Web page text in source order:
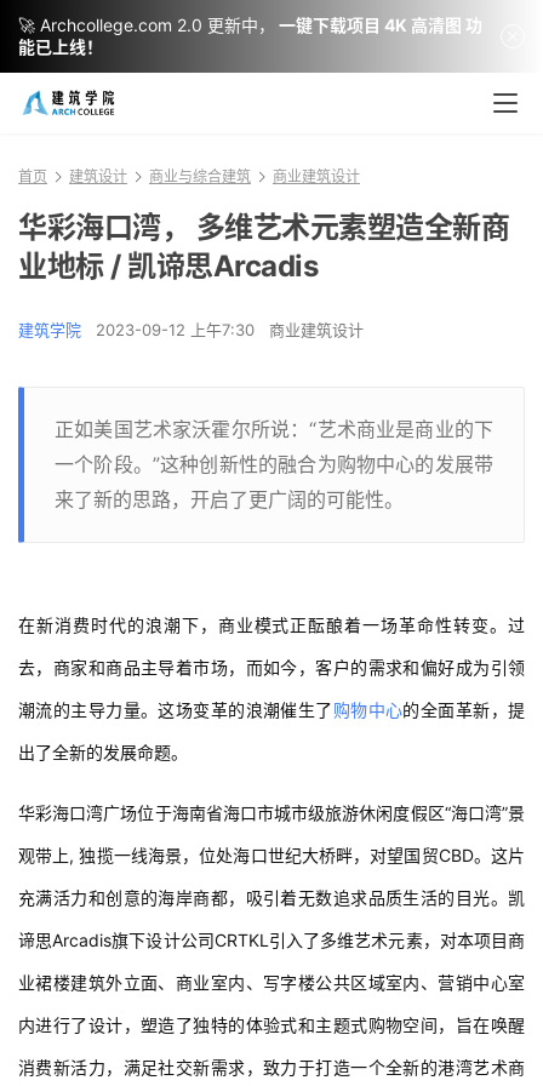
首页 建筑设计 商业与综合建筑 商业建筑设计
华彩海口湾， 多维艺术元素塑造全新商
业地标 / 凯谛思Arcadis
建筑学院 2023-09-12 上午7:30 商业建筑设计
正如美国艺术家沃霍尔所说：“艺术商业是商业的下
一个阶段。”这种创新性的融合为购物中心的发展带
来了新的思路，开启了更广阔的可能性。
在新消费时代的浪潮下，商业模式正酝酿着一场革命性转变。过
去，商家和商品主导着市场，而如今，客户的需求和偏好成为引领
潮流的主导力量。这场变革的浪潮催生了购物中心的全面革新，提
出了全新的发展命题。
华彩海口湾广场位于海南省海口市城市级旅游休闲度假区“海口湾”景
观带上, 独揽一线海景，位处海口世纪大桥畔，对望国贸CBD。这片
充满活力和创意的海岸商都，吸引着无数追求品质生活的目光。凯
谛思Arcadis旗下设计公司CRTKL引入了多维艺术元素，对本项目商
业裙楼建筑外立面、商业室内、写字楼公共区域室内、营销中心室
内进行了设计，塑造了独特的体验式和主题式购物空间，旨在唤醒
消费新活力，满足社交新需求，致力于打造一个全新的港湾艺术商
🚀 Archcollege.com 2.0 更新中，
一键下载项目 4K 高清图 功
能已上线！